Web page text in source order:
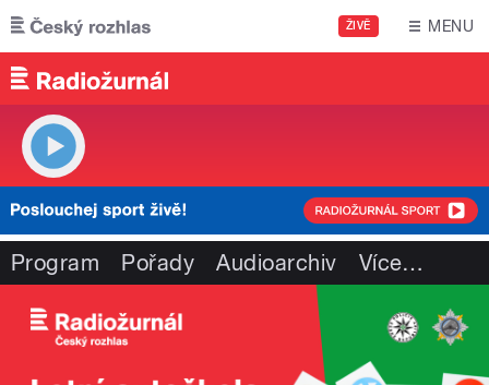
Přejít k hlavnímu obsahu
ŽIVĚ MENU
Program Pořady Audioarchiv Více…